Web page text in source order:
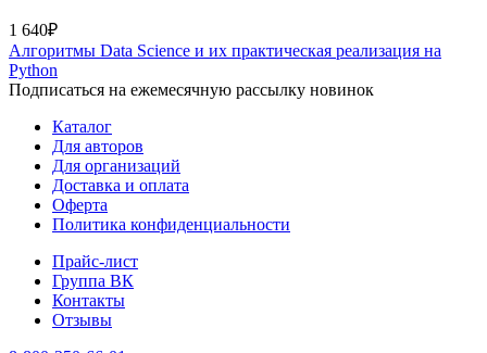
1 640₽
Алгоритмы Data Science и их практическая реализация на
Python
Подписаться на ежемесячную рассылку новинок
Каталог
Для авторов
Для организаций
Доставка и оплата
Оферта
Политика конфиденциальности
Прайс-лист
Группа ВК
Контакты
Отзывы